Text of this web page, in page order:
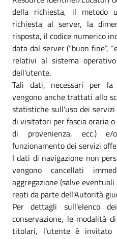
della richiesta, il metodo
richiesta al server, la
risposta, il codice numerico
data dal server (“buon fine”,
relativi al sistema
dell'utente.
Tali dati, necessari per
vengono anche trattati allo
statistiche sull'uso dei
di visitatori per fascia oraria
di provenienza, ecc.)
funzionamento dei servizi
I dati di navigazione non
vengono cancellati
aggregazione (salve
reati da parte dell'Autorità
Per dettagli sull’elenco
conservazione, le modalità
titolari, l’utente è invitato